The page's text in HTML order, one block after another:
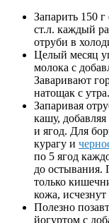
Запарить 150
ст.л. каждый
отруби в
Целый месяц
молока с
Заваривают
натощак с утра.
Запаривая
кашу,
и ягод. Для
курагу и
по 5 ягод
до остывания.
только
кожа,
Полезно
йогуртом с